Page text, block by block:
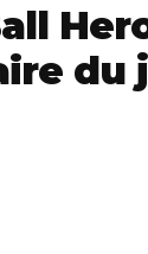
du